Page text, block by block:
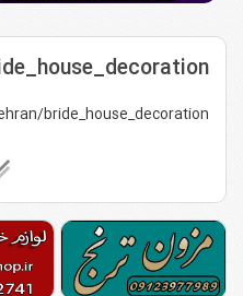
bride_house_decoration